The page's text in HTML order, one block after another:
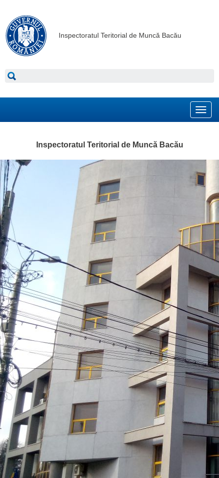
Inspectoratul Teritorial de Muncă Bacău
Inspectoratul Teritorial de Muncă Bacău